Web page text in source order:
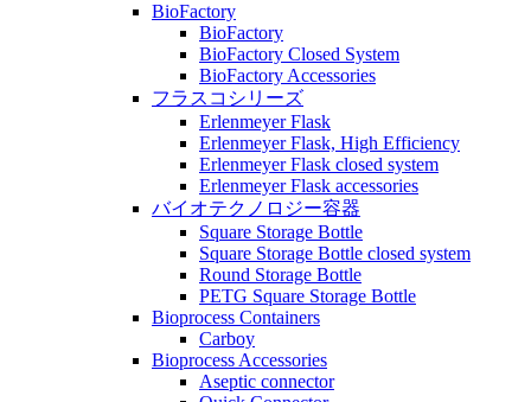
BioFactory
BioFactory
BioFactory Closed System
BioFactory Accessories
フラスコシリーズ
Erlenmeyer Flask
Erlenmeyer Flask, High Efficiency
Erlenmeyer Flask closed system
Erlenmeyer Flask accessories
バイオテクノロジー容器
Square Storage Bottle
Square Storage Bottle closed system
Round Storage Bottle
PETG Square Storage Bottle
Bioprocess Containers
Carboy
Bioprocess Accessories
Aseptic connector